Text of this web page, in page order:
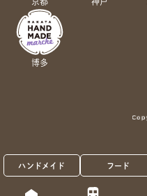
ハンドメイド フード
博多